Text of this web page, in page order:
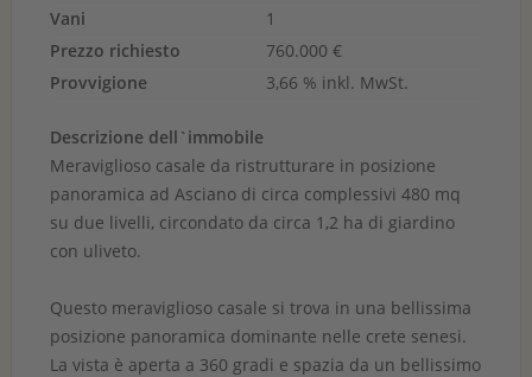
Vani
1
Prezzo richiesto
760.000 €
Provvigione
3,66 % inkl. MwSt.
Descrizione dell`immobile
Meraviglioso casale da ristrutturare in posizione
panoramica ad Asciano di circa complessivi 480 mq
su due livelli, circondato da circa 1,2 ha di giardino
con uliveto.
Questo meraviglioso casale si trova in una bellissima
posizione panoramica dominante nelle crete senesi.
La vista è aperta a 360 gradi e spazia da un bellissimo